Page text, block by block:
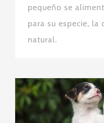
pequeño se
para su especie, la
natural.